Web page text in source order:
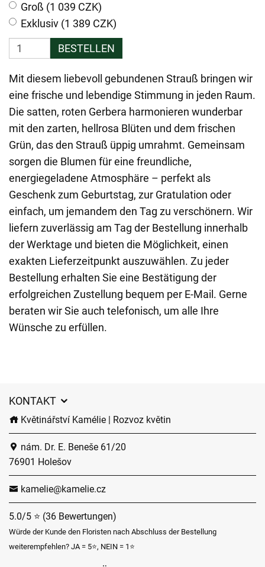
Groß (1 039 CZK)
Exklusiv (1 389 CZK)
BESTELLEN
Mit diesem liebevoll gebundenen Strauß bringen wir
eine frische und lebendige Stimmung in jeden Raum.
Die satten, roten Gerbera harmonieren wunderbar
mit den zarten, hellrosa Blüten und dem frischen
Grün, das den Strauß üppig umrahmt. Gemeinsam
sorgen die Blumen für eine freundliche,
energiegeladene Atmosphäre – perfekt als
Geschenk zum Geburtstag, zur Gratulation oder
einfach, um jemandem den Tag zu verschönern. Wir
liefern zuverlässig am Tag der Bestellung innerhalb
der Werktage und bieten die Möglichkeit, einen
exakten Lieferzeitpunkt auszuwählen. Zu jeder
Bestellung erhalten Sie eine Bestätigung der
erfolgreichen Zustellung bequem per E-Mail. Gerne
beraten wir Sie auch telefonisch, um alle Ihre
Wünsche zu erfüllen.
KONTAKT
Květinářství Kamélie | Rozvoz květin
nám. Dr. E. Beneše 61/20
76901 Holešov
kamelie@kamelie.cz
5.0/5 ⭐ (36 Bewertungen)
Würde der Kunde den Floristen nach Abschluss der Bestellung
weiterempfehlen? JA = 5⭐, NEIN = 1⭐